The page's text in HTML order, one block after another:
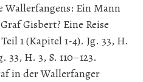
Wallerfangens: Ein Mann
Gisbert? Eine Reise
1 (Kapitel 1-4). Jg. 33, H.
33, H. 3, S. 110–123.
in der Wallerfanger